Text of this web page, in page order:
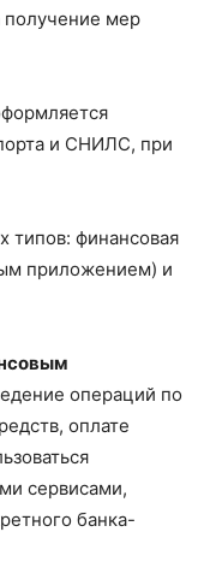
получение мер
и СНИЛС, при
типов: финансовая
приложением) и
операций по
оплате
сервисами,
банка-